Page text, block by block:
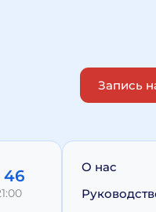
Запись
46
О нас